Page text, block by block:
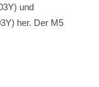
und
her. Der M5